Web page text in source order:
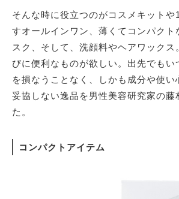
そんな時に役立つのがコスメキットや
すオールインワン、薄くてコンパクト
スク、そして、洗顔料やヘアワックス
びに便利なものが欲しい。出先でもい
を損なうことなく、しかも成分や使い
妥協しない逸品を男性美容研究家の藤
た。
コンパクトアイテム